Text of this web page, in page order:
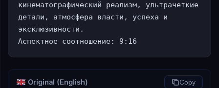
кинематографический реализм, ультрачеткие
детали, атмосфера власти, успеха и
эксклюзивности.
Аспектное соотношение: 9:16
Original (English) Copy